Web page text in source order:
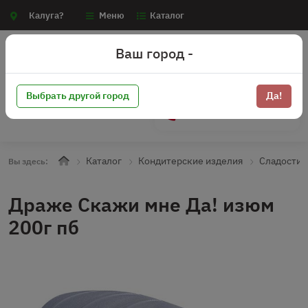
Калуга? Меню Каталог
Вы здесь: Каталог Кондитерские изделия Сладости
Драже Скажи мне Да! изюм
200г пб
Ваш город -
Выбрать другой город Да!